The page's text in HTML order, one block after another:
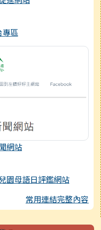
專區
網站
園母語日評鑑網站
常用連結完整內容